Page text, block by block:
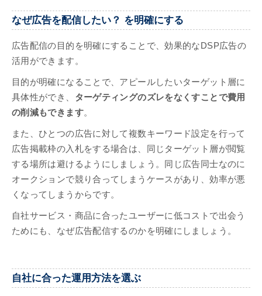
なぜ広告を配信したい？ を明確にする
広告配信の目的を明確にすることで、効果的なDSP広告の
活用ができます。
目的が明確になることで、アピールしたいターゲット層に
具体性ができ、 ターゲティングのズレをなくすことで費用
の削減もできます。
また、ひとつの広告に対して複数キーワード設定を行って
広告掲載枠の入札をする場合は、同じターゲット層が閲覧
する場所は避けるようにしましょう。同じ広告同士なのに
オークションで競り合ってしまうケースがあり、効率が悪
くなってしまうからです。
自社サービス・商品に合ったユーザーに低コストで出会う
ためにも、なぜ広告配信するのかを明確にしましょう。
自社に合った運用方法を選ぶ